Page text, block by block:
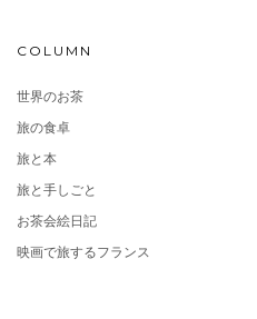
COLUMN
世界のお茶
旅の食卓
旅と本
旅と手しごと
お茶会絵日記
映画で旅するフランス